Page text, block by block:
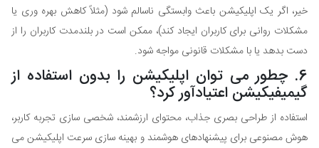
خیر، اگر یک اپلیکیشن باعث وابستگی ناسالم شود (مثلاً کاهش بهره وری یا
مشکلات روانی برای کاربران ایجاد کند)، ممکن است در بلندمدت کاربران را از
دست بدهد یا با مشکلات قانونی مواجه شود.
6. چطور می توان اپلیکیشن را بدون استفاده از
گیمیفیکیشن اعتیادآور کرد؟
استفاده از طراحی بصری جذاب، محتوای ارزشمند، شخصی سازی تجربه کاربر،
هوش مصنوعی برای پیشنهادهای هوشمند و بهینه سازی سرعت اپلیکیشن می